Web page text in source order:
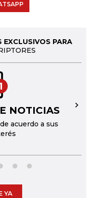
PARA
NOTICIAS
acuerdo a sus
→
YA